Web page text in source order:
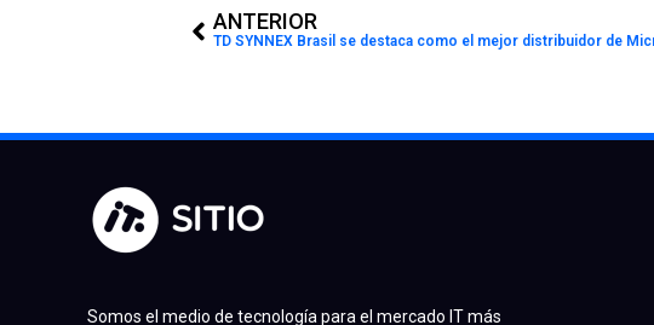
ANTERIOR
Somos el medio de tecnología para el mercado IT más